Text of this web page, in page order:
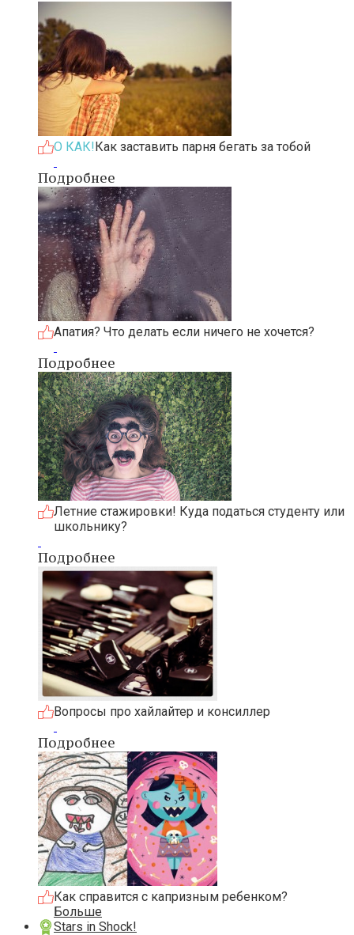
О КАК!Как заставить парня бегать за тобой
Подробнее
Апатия? Что делать если ничего не хочется?
Подробнее
Летние стажировки! Куда податься студенту или
школьнику?
Подробнее
Вопросы про хайлайтер и консиллер
Подробнее
Как справится с капризным ребенком?
Больше
Stars in Shock!